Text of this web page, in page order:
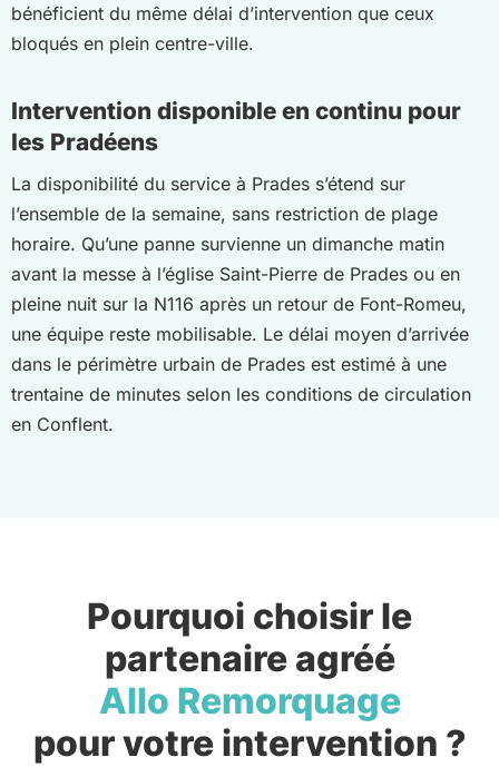
bénéficient du même délai d’intervention que ceux
bloqués en plein centre-ville.
Intervention disponible en continu pour
les Pradéens
La disponibilité du service à Prades s’étend sur
l’ensemble de la semaine, sans restriction de plage
horaire. Qu’une panne survienne un dimanche matin
avant la messe à l’église Saint-Pierre de Prades ou en
pleine nuit sur la N116 après un retour de Font-Romeu,
une équipe reste mobilisable. Le délai moyen d’arrivée
dans le périmètre urbain de Prades est estimé à une
trentaine de minutes selon les conditions de circulation
en Conflent.
Pourquoi choisir le
partenaire agréé
Allo Remorquage
pour votre intervention ?